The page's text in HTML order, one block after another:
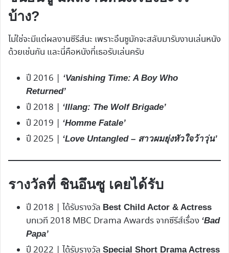
บ้าง?
ไม่ใช่จะมีแต่ผลงานซีรีส์นะ เพราะอึนซูมักจะสลับมารับงานเล่นหนัง
ด้วยเช่นกัน และนี่คือหนังที่เธอรับเล่นครับ
ปี 2016 | ‘Vanishing Time: A Boy Who
Returned’
ปี 2018 | ‘Illang: The Wolf Brigade’
ปี 2019 | ‘Homme Fatale’
ปี 2025 | ‘Love Untangled – สาวผมยุ่งหัวใจว้าวุ่น’
รางวัลที่ ชินอึนซู​ เคยได้รับ
ปี 2018 | ได้รับรางวัล Best Child Actor & Actress
บทเวที 2018 MBC Drama Awards จากซีรีส์เรื่อง ‘Bad
Papa’
ปี 2022 | ได้รับรางวัล Special Short Drama Actress